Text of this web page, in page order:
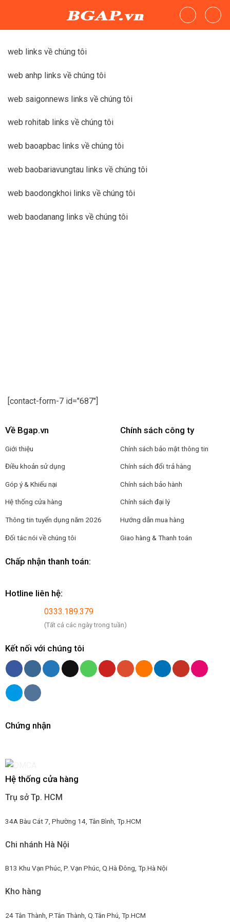
content
web links về chúng tôi
web anhp links về chúng tôi
web saigonnews links về chúng tôi
web rohitab links về chúng tôi
web baoapbac links về chúng tôi
web baobariavungtau links về chúng tôi
web baodongkhoi links về chúng tôi
web baodanang links về chúng tôi
[contact-form-7 id="687"]
Về Bgap.vn
Giới thiệu
Điều khoản sử dụng
Góp ý & Khiếu nại
Hệ thống cửa hàng
Thông tin tuyển dụng năm 2026
Đối tác nói về chúng tôi
Chính sách công ty
Chính sách bảo mật thông tin
Chính sách đổi trả hàng
Chính sách bảo hành
Chính sách đại lý
Hướng dẫn mua hàng
Giao hàng & Thanh toán
Chấp nhận thanh toán:
Hotline liên hệ:
0333.189.379
(Tất cả các ngày trong tuần)
Kết nối với chúng tôi
Chứng nhận
Hệ thống cửa hàng
Trụ sở Tp. HCM
34A Bàu Cát 7, Phường 14, Tân Bình, Tp.HCM
Chi nhánh Hà Nội
B13 Khu Vạn Phúc, P. Vạn Phúc, Q.Hà Đông, Tp.Hà Nội
Kho hàng
24 Tân Thành, P.Tân Thành, Q.Tân Phú, Tp.HCM